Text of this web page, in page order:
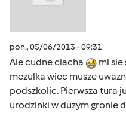
pon., 05/06/2013 - 09:31
Ale cudne ciacha
mi sie
mezulka wiec musze
podszkolic. Pierwsza tura
urodzinki w duzym gronie